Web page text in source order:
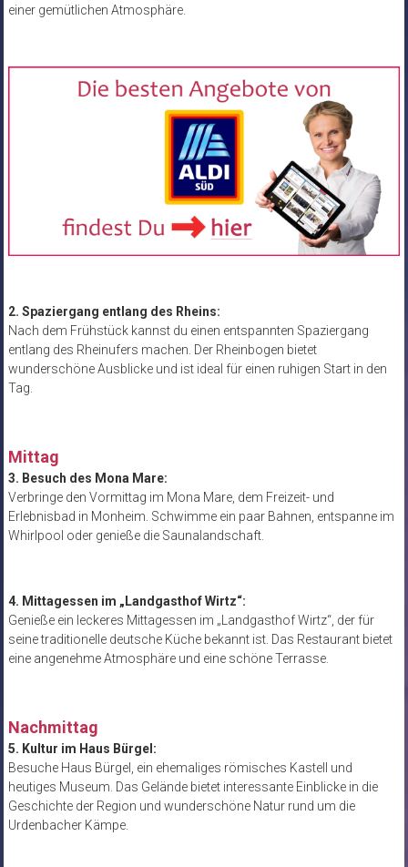
einer gemütlichen Atmosphäre.
2. Spaziergang entlang des Rheins:
Nach dem Frühstück kannst du einen entspannten Spaziergang
entlang des Rheinufers machen. Der Rheinbogen bietet
wunderschöne Ausblicke und ist ideal für einen ruhigen Start in den
Tag.
Mittag
3. Besuch des Mona Mare:
Verbringe den Vormittag im Mona Mare, dem Freizeit- und
Erlebnisbad in Monheim. Schwimme ein paar Bahnen, entspanne im
Whirlpool oder genieße die Saunalandschaft.
4. Mittagessen im „Landgasthof Wirtz“:
Genieße ein leckeres Mittagessen im „Landgasthof Wirtz“, der für
seine traditionelle deutsche Küche bekannt ist. Das Restaurant bietet
eine angenehme Atmosphäre und eine schöne Terrasse.
Nachmittag
5. Kultur im Haus Bürgel:
Besuche Haus Bürgel, ein ehemaliges römisches Kastell und
heutiges Museum. Das Gelände bietet interessante Einblicke in die
Geschichte der Region und wunderschöne Natur rund um die
Urdenbacher Kämpe.